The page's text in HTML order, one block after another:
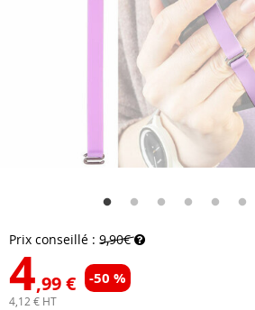
Prix conseillé : 9,90€
4,99 € -50 %
4,12 € HT